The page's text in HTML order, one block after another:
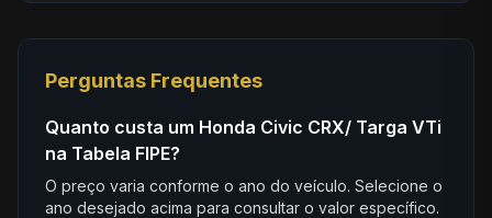
Perguntas Frequentes
Quanto custa um Honda Civic CRX/ Targa VTi
na Tabela FIPE?
O preço varia conforme o ano do veículo. Selecione o
ano desejado acima para consultar o valor específico.